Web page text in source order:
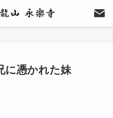
に憑かれた妹